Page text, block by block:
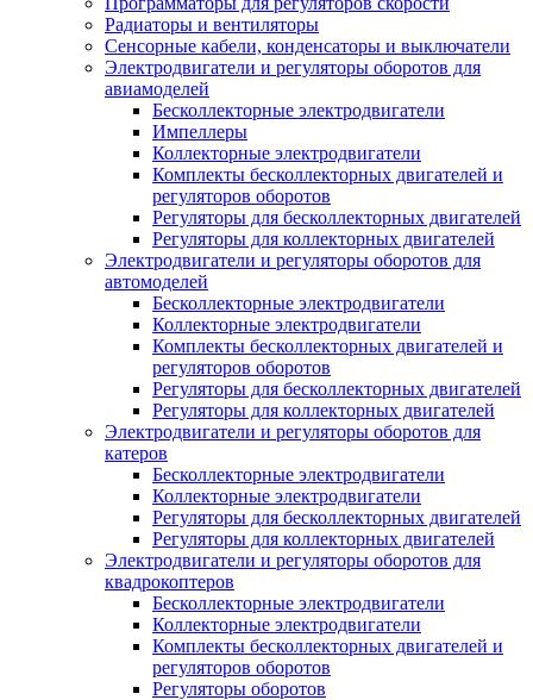
Радиаторы и вентиляторы
Сенсорные кабели, конденсаторы и выключатели
Электродвигатели и регуляторы оборотов для
авиамоделей
Бесколлекторные электродвигатели
Импеллеры
Коллекторные электродвигатели
Комплекты бесколлекторных двигателей и
регуляторов оборотов
Регуляторы для бесколлекторных двигателей
Регуляторы для коллекторных двигателей
Электродвигатели и регуляторы оборотов для
автомоделей
Бесколлекторные электродвигатели
Коллекторные электродвигатели
Комплекты бесколлекторных двигателей и
регуляторов оборотов
Регуляторы для бесколлекторных двигателей
Регуляторы для коллекторных двигателей
Электродвигатели и регуляторы оборотов для
катеров
Бесколлекторные электродвигатели
Коллекторные электродвигатели
Регуляторы для бесколлекторных двигателей
Регуляторы для коллекторных двигателей
Электродвигатели и регуляторы оборотов для
квадрокоптеров
Бесколлекторные электродвигатели
Коллекторные электродвигатели
Комплекты бесколлекторных двигателей и
регуляторов оборотов
Регуляторы оборотов